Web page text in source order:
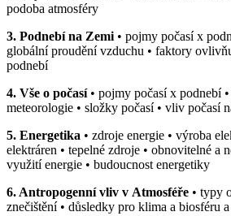
podoba atmosféry
3. Podnebí na Zemi • pojmy počasí x
globální proudění vzduchu • faktory
podnebí
4. Vše o počasí • pojmy počasí x podnebí
meteorologie • složky počasí • vliv počasí
5. Energetika • zdroje energie • výroba
elektráren • tepelné zdroje • obnovitelné a
využití energie • budoucnost energetiky
6. Antropogenní vliv v Atmosféře • typy
znečištění • důsledky pro klima a biosféru